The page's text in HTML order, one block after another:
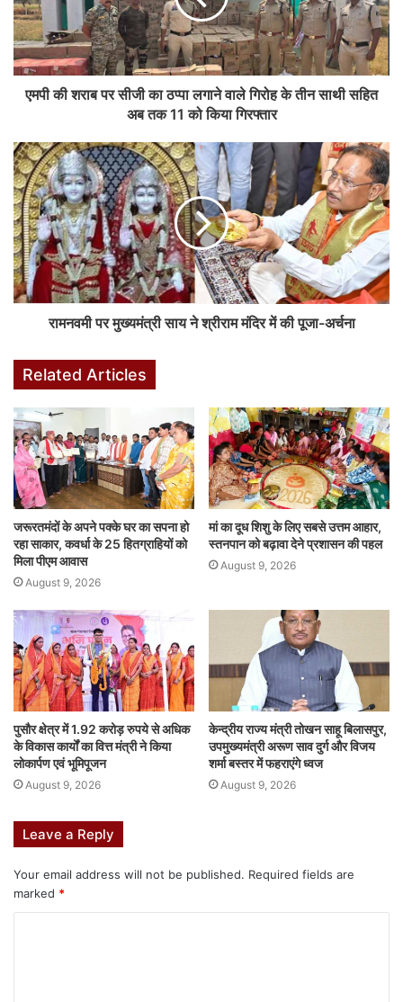
e
b
o
o
k
s
A
p
p
e
dI
n
s
e
n
g
er
bl
r
e
st
e
एमपी की शराब पर सीजी का ठप्पा लगाने वाले गिरोह के तीन साथी सहित
अब तक 11 को किया गिरफ्तार
रामनवमी पर मुख्यमंत्री साय ने श्रीराम मंदिर में की पूजा-अर्चना
Related Articles
जरूरतमंदों के अपने पक्के घर का सपना हो
रहा साकार, कवर्धा के 25 हितग्राहियों को
मिला पीएम आवास
August 9, 2026
मां का दूध शिशु के लिए सबसे उत्तम आहार,
स्तनपान को बढ़ावा देने प्रशासन की पहल
August 9, 2026
पुसौर क्षेत्र में 1.92 करोड़ रुपये से अधिक
के विकास कार्यों का वित्त मंत्री ने किया
लोकार्पण एवं भूमिपूजन
August 9, 2026
केन्द्रीय राज्य मंत्री तोखन साहू बिलासपुर,
उपमुख्यमंत्री अरूण साव दुर्ग और विजय
शर्मा बस्तर में फहराएंगे ध्वज
August 9, 2026
Leave a Reply
Your email address will not be published. Required fields are
marked *